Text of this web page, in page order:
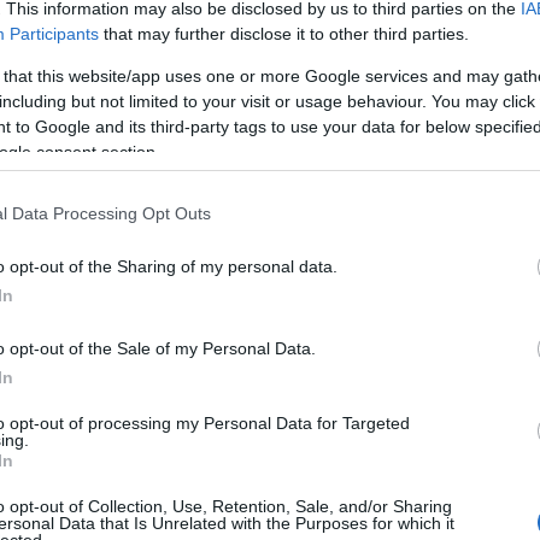
This information may also be disclosed by us to third parties on the
Participants that may further disclose it to other third parties.
that this website/app uses one or more Google services and may
but not limited to your visit or usage behaviour. You may
to Google and its third-party tags to use your data for below
consent section.
Data Processing Opt Outs
opt-out of the Sharing of my personal data.
opt-out of the Sale of my Personal Data.
opt-out of processing my Personal Data for Targeted
opt-out of Collection, Use, Retention, Sale, and/or Sharing
Data that Is Unrelated with the Purposes for which it
Szólj hozzá!
Októberi Vogue címlapok - 1. rész
2014.09.18. 09:04 - The Strange
Címkék: címlap natasha poly
Vogue Netherland - Karlie Kloss
Germany - Natasha Poly Vogue
Anna Ewers Vogue España -